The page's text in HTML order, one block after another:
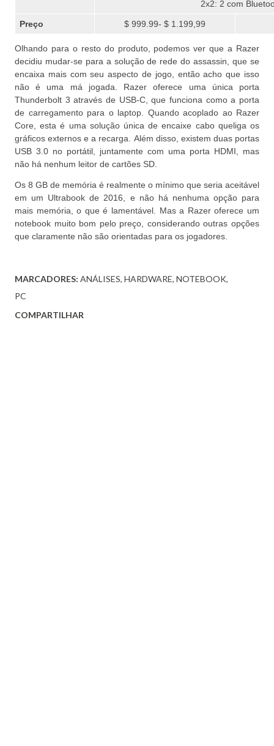
2x2: 2 com
Preço $ 999.99- $ 1.199,99
Olhando para o resto do produto, podemos ver que a Razer
decidiu mudar-se para a solução de rede do assassin, que se
encaixa mais com seu aspecto de jogo, então acho que isso
não é uma má jogada.
Razer oferece uma única porta
Thunderbolt 3 através de USB-C, que funciona como a porta
de carregamento para o laptop.
Quando acoplado ao Razer
Core, esta é uma solução única de encaixe cabo queliga os
gráficos externos e a recarga.
Além disso, existem duas portas
USB 3.0 no portátil, juntamente com uma porta HDMI, mas
não há nenhum leitor de cartões SD.
Os 8 GB de memória é realmente o mínimo que seria aceitável
em um Ultrabook de 2016 , e não há nenhuma opção para
mais memória, o que é lamentável.
Mas a Razer oferece um
notebook muito bom pelo preço, considerando outras opções
que claramente não são orientadas para os jogadores.
MARCADORES: ANÁLISES HARDWARE NOTEBOOK
PC
COMPARTILHAR